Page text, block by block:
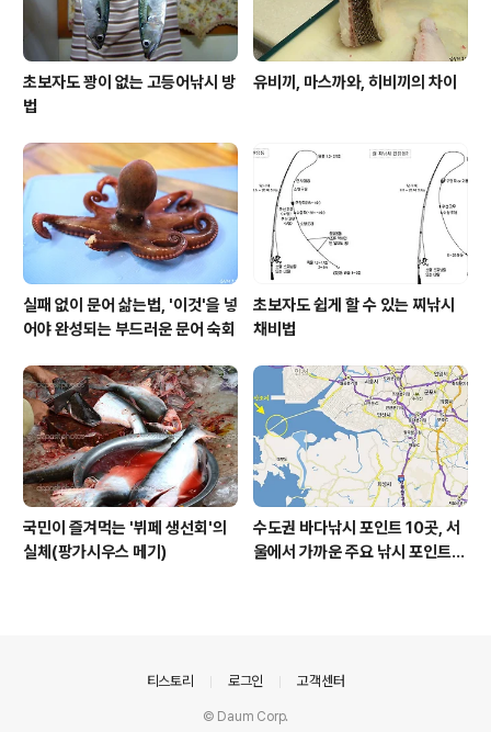
초보자도 꽝이 없는 고등어낚시 방
법
유비끼, 마스까와, 히비끼의 차이
실패 없이 문어 삶는법, '이것'을 넣
어야 완성되는 부드러운 문어 숙회
초보자도 쉽게 할 수 있는 찌낚시
채비법
국민이 즐겨먹는 '뷔페 생선회'의
실체(팡가시우스 메기)
수도권 바다낚시 포인트 10곳, 서
울에서 가까운 주요 낚시 포인트
티스토리 로그인 고객센터
© Daum Corp.